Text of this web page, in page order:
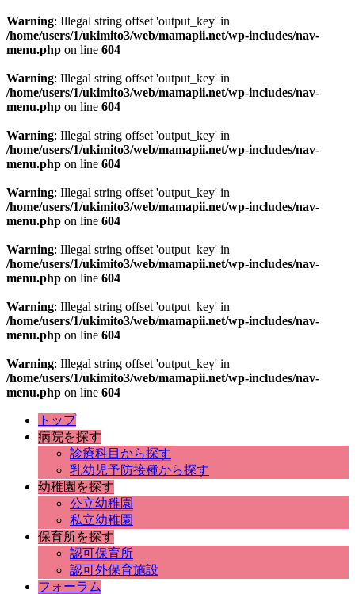
Warning: Illegal string offset 'output_key' in
/home/users/1/ukimito3/web/mamapii.net/wp-includes/nav-
menu.php on line 604
Warning: Illegal string offset 'output_key' in
/home/users/1/ukimito3/web/mamapii.net/wp-includes/nav-
menu.php on line 604
Warning: Illegal string offset 'output_key' in
/home/users/1/ukimito3/web/mamapii.net/wp-includes/nav-
menu.php on line 604
Warning: Illegal string offset 'output_key' in
/home/users/1/ukimito3/web/mamapii.net/wp-includes/nav-
menu.php on line 604
Warning: Illegal string offset 'output_key' in
/home/users/1/ukimito3/web/mamapii.net/wp-includes/nav-
menu.php on line 604
Warning: Illegal string offset 'output_key' in
/home/users/1/ukimito3/web/mamapii.net/wp-includes/nav-
menu.php on line 604
Warning: Illegal string offset 'output_key' in
/home/users/1/ukimito3/web/mamapii.net/wp-includes/nav-
menu.php on line 604
トップ
病院を探す
診療科目から探す
乳幼児予防接種から探す
幼稚園を探す
公立幼稚園
私立幼稚園
保育所を探す
認可保育所
認可外保育施設
フォーラム